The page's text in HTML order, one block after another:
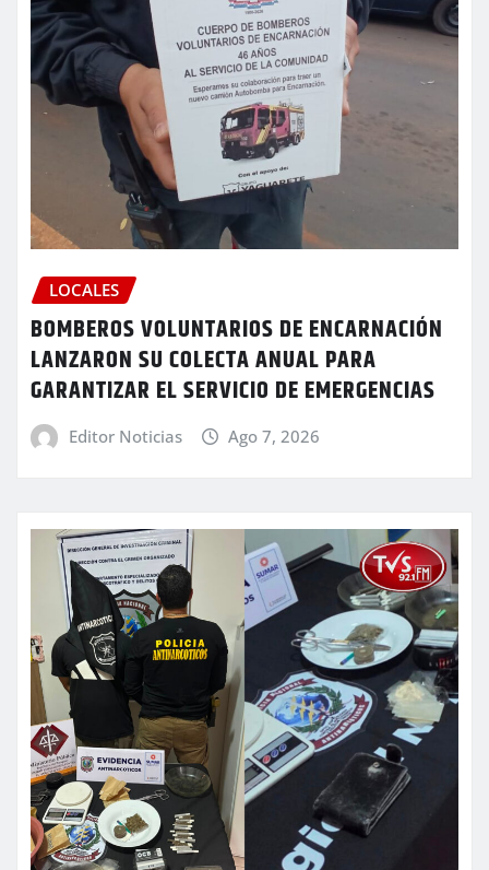
LOCALES
BOMBEROS VOLUNTARIOS DE ENCARNACIÓN
LANZARON SU COLECTA ANUAL PARA
GARANTIZAR EL SERVICIO DE EMERGENCIAS
Editor Noticias Ago 7, 2026